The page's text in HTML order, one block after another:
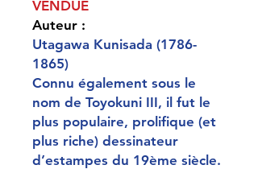
VENDUE
Auteur :
Utagawa Kunisada (1786-
1865)
Connu également sous le
nom de Toyokuni III, il fut le
plus populaire, prolifique (et
plus riche) dessinateur
d’estampes du 19ème siècle.